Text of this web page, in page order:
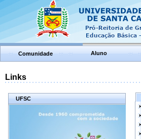
Comunidade Aluno
Links
UFSC